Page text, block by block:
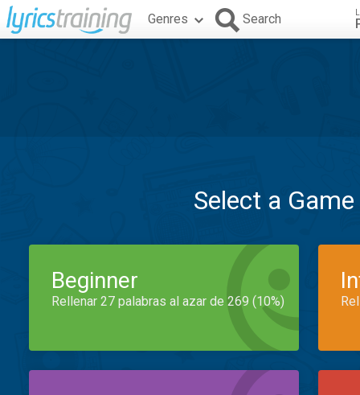
Genres Search
Select a
Beginner
Rellenar 27 palabras al azar de 269 (10%)